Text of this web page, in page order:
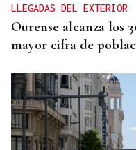
LLEGADAS DEL EXTERIOR
Ourense alcanza los
mayor cifra de